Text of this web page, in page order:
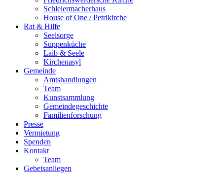
Schleiermacherhaus
House of One / Petrikirche
Rat & Hilfe
Seelsorge
Suppenküche
Laib & Seele
Kirchenasyl
Gemeinde
Amtshandlungen
Team
Kunstsammlung
Gemeindegeschichte
Familienforschung
Presse
Vermietung
Spenden
Kontakt
Team
Gebetsanliegen